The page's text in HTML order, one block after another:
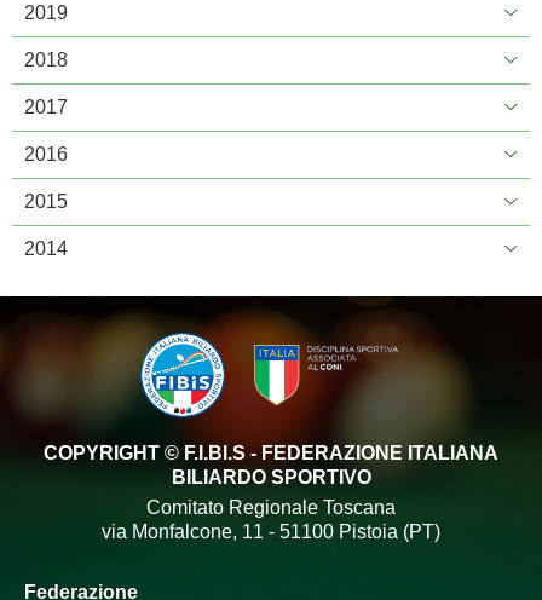
2019
2018
2017
2016
2015
2014
COPYRIGHT © F.I.BI.S - FEDERAZIONE ITALIANA
BILIARDO SPORTIVO
Comitato Regionale Toscana
via Monfalcone, 11 - 51100 Pistoia (PT)
Federazione